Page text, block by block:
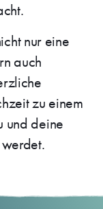
nur eine
auch
zu einem
und deine